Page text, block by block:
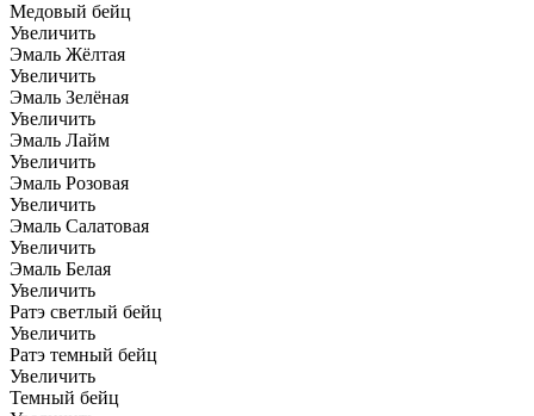
Медовый бейц
Увеличить
Эмаль Жёлтая
Увеличить
Эмаль Зелёная
Увеличить
Эмаль Лайм
Увеличить
Эмаль Розовая
Увеличить
Эмаль Салатовая
Увеличить
Эмаль Белая
Увеличить
Ратэ светлый бейц
Увеличить
Ратэ темный бейц
Увеличить
Темный бейц